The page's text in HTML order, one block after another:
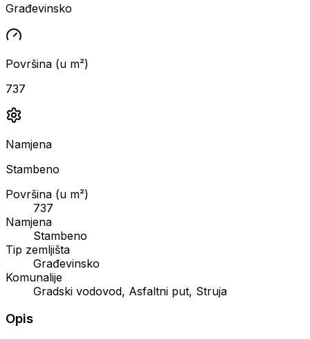
Građevinsko
Površina (u m²)
737
Namjena
Stambeno
Površina (u m²)
737
Namjena
Stambeno
Tip zemljišta
Građevinsko
Komunalije
Gradski vodovod, Asfaltni put, Struja
Opis